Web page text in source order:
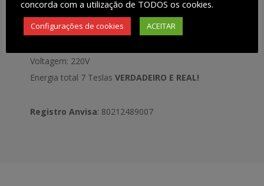
Acompanha case para transporte;
Voltagem: 220V
Energia total 7 Teslas VERDADEIRO E REAL!
Registro Anvisa: 80212489007
concorda com a utilização de TODOS os cookies.
Configurações de cookies ACEITAR